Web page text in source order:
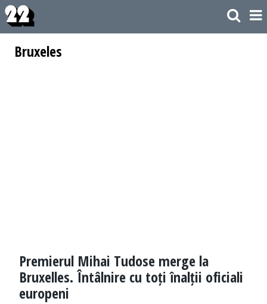
Bruxeles
Premierul Mihai Tudose merge la
Bruxelles. Întâlnire cu toți înalții oficiali
europeni